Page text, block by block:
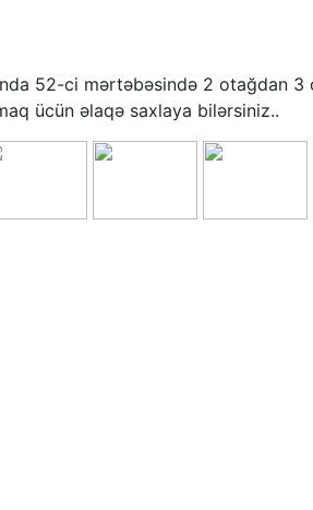
52-ci mərtəbəsində 2 otağdan
ücün əlaqə saxlaya bilərsiniz..